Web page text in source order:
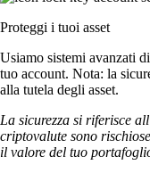
Proteggi i tuoi asset
Usiamo sistemi avanzati
tuo account. Nota: la
alla tutela degli asset.
La sicurezza si riferisce
criptovalute sono
il valore del tuo